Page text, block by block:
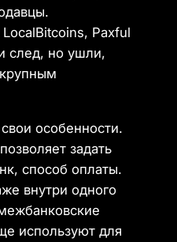
Paxful
след, но ушли,
особенности.
задать
способ оплаты.
внутри одного
используют для